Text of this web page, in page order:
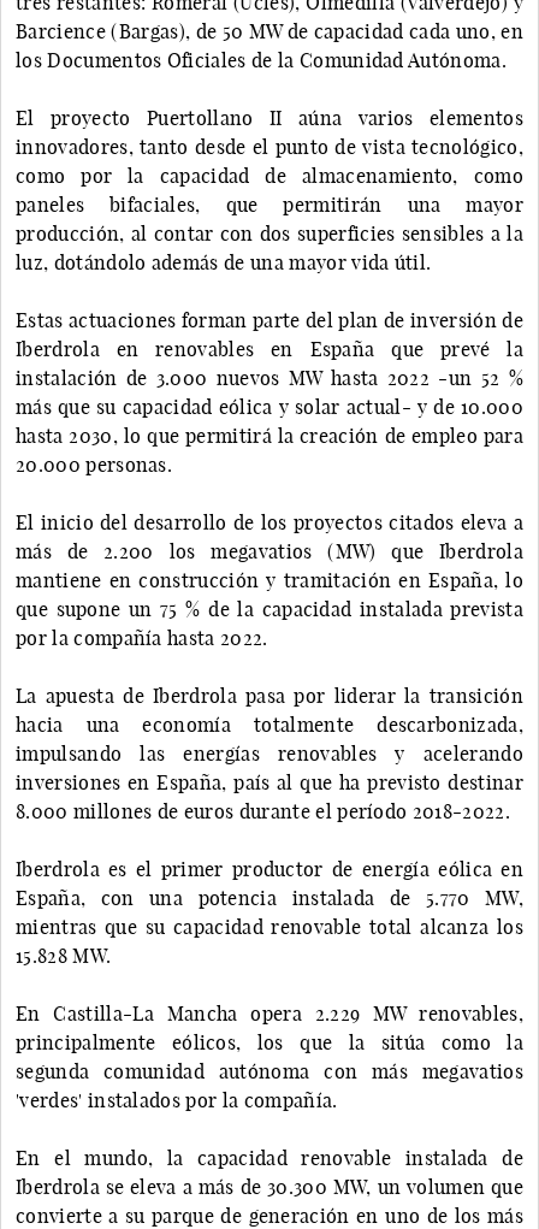
Barcience (Bargas), de 50 MW de capacidad cada uno, en
los Documentos Oficiales de la Comunidad Autónoma.
El proyecto Puertollano II aúna varios elementos
innovadores, tanto desde el punto de vista tecnológico,
como por la capacidad de almacenamiento, como
paneles bifaciales, que permitirán una mayor
producción, al contar con dos superficies sensibles a la
luz, dotándolo además de una mayor vida útil.
Estas actuaciones forman parte del plan de inversión de
Iberdrola en renovables en España que prevé la
instalación de 3.000 nuevos MW hasta 2022 -un 52 %
más que su capacidad eólica y solar actual- y de 10.000
hasta 2030, lo que permitirá la creación de empleo para
20.000 personas.
El inicio del desarrollo de los proyectos citados eleva a
más de 2.200 los megavatios (MW) que Iberdrola
mantiene en construcción y tramitación en España, lo
que supone un 75 % de la capacidad instalada prevista
por la compañía hasta 2022.
La apuesta de Iberdrola pasa por liderar la transición
hacia una economía totalmente descarbonizada,
impulsando las energías renovables y acelerando
inversiones en España, país al que ha previsto destinar
8.000 millones de euros durante el período 2018-2022.
Iberdrola es el primer productor de energía eólica en
España, con una potencia instalada de 5.770 MW,
mientras que su capacidad renovable total alcanza los
15.828 MW.
En Castilla-La Mancha opera 2.229 MW renovables,
principalmente eólicos, los que la sitúa como la
segunda comunidad autónoma con más megavatios
'verdes' instalados por la compañía.
En el mundo, la capacidad renovable instalada de
Iberdrola se eleva a más de 30.300 MW, un volumen que
convierte a su parque de generación en uno de los más